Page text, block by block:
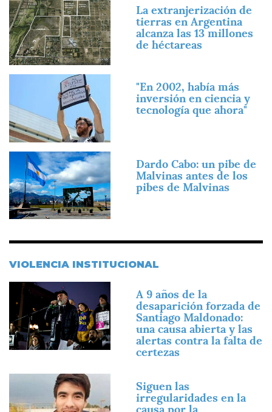
Imagen
La extranjerización de
tierras en Argentina
alcanza las 13 millones
de héctareas
"En 2002, había más
inversión en ciencia y
tecnología que ahora"
Imagen
Dardo Cabo: un pibe de
Malvinas antes de los
pibes de Malvinas
VIOLENCIA INSTITUCIONAL
Imagen
A 9 años de la
desaparición forzada de
Santiago Maldonado:
una causa abierta y las
alertas contra la falta de
certezas
Siguen las
irregularidades en la